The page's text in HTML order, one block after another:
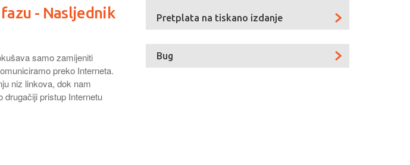
- Nasljednik
samo zamijeniti
preko Interneta.
niz linkova, dok nam
drugačiji pristup Internetu
Pretplata na tiskano izdanje
Bug